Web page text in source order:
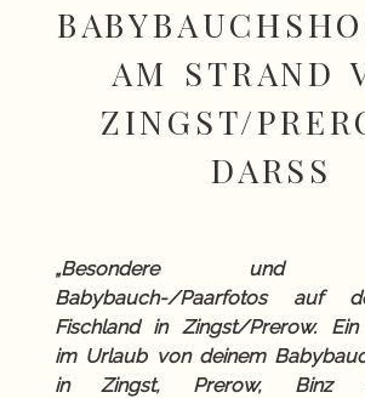
AM STRAND
ZINGST/
DARSS
„Besondere und
Babybauch-/Paarfotos auf
Fischland in Zingst/Prerow. Ein
im Urlaub von deinem
in Zingst, Prerow, Binz